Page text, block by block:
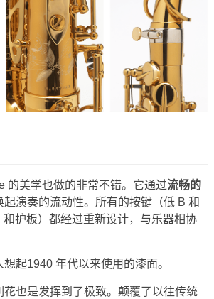
的美学也做的非常不错。它通过流畅的
起演奏的流动性。所有的按键（低 B 和
护板）都经过重新设计，与乐器相协
想起1940 年代以来使用的漆面。
花也是发挥到了极致。颠覆了以往传统